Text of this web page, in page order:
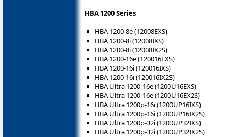
HBA 1200 Series
HBA 1200-8e (12008EXS)
HBA 1200-8i (12008IXS)
HBA 1200-8i (12008IX2S)
HBA 1200-16e (120016EXS)
HBA 1200-16i (120016IXS)
HBA 1200-16i (120016IX2S)
HBA Ultra 1200-16e (1200U16EXS)
HBA Ultra 1200-16e (1200U16EX2S)
HBA Ultra 1200p-16i (1200UP16IXS)
HBA Ultra 1200p-16i (1200UP16IX2S)
HBA Ultra 1200p-32i (1200UP32IXS)
HBA Ultra 1200p-32i (1200UP32IX2S)